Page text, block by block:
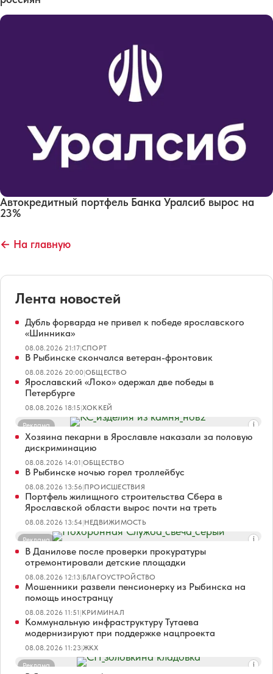
Автокредитный портфель Банка Уралсиб вырос на
23%
← На главную
Лента новостей
Дубль форварда не привел к победе ярославского
«Шинника»
08.08.2026 21:17|СПОРТ
В Рыбинске скончался ветеран-фронтовик
08.08.2026 20:00|ОБЩЕСТВО
Ярославский «Локо» одержал две победы в
Петербурге
08.08.2026 18:15|ХОККЕЙ
Реклама
Хозяина пекарни в Ярославле наказали за половую
дискриминацию
08.08.2026 14:01|ОБЩЕСТВО
В Рыбинске ночью горел троллейбус
08.08.2026 13:56|ПРОИСШЕСТВИЯ
Портфель жилищного строительства Сбера в
Ярославской области вырос почти на треть
08.08.2026 13:54|НЕДВИЖИМОСТЬ
Реклама
В Данилове после проверки прокуратуры
отремонтировали детские площадки
08.08.2026 12:13|БЛАГОУСТРОЙСТВО
Мошенники развели пенсионерку из Рыбинска на
помощь иностранцу
08.08.2026 11:51|КРИМИНАЛ
Коммунальную инфраструктуру Тутаева
модернизируют при поддержке нацпроекта
08.08.2026 11:23|ЖКХ
Реклама